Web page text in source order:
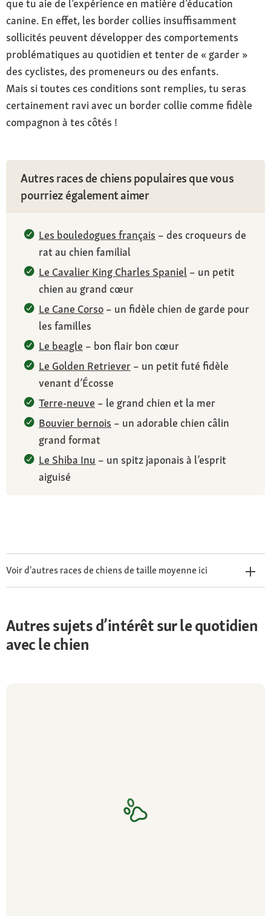
que tu aie de l’expérience en matière d’éducation
canine. En effet, les border collies insuffisamment
sollicités peuvent développer des comportements
problématiques au quotidien et tenter de « garder »
des cyclistes, des promeneurs ou des enfants.
Mais si toutes ces conditions sont remplies, tu seras
certainement ravi avec un border collie comme fidèle
compagnon à tes côtés !
Autres races de chiens populaires que vous
pourriez également aimer
Les bouledogues français – des croqueurs de
rat au chien familial
Le Cavalier King Charles Spaniel – un petit
chien au grand cœur
Le Cane Corso – un fidèle chien de garde pour
les familles
Le beagle – bon flair bon cœur
Le Golden Retriever – un petit futé fidèle
venant d’Écosse
Terre-neuve – le grand chien et la mer
Bouvier bernois – un adorable chien câlin
grand format
Le Shiba Inu – un spitz japonais à l’esprit
aiguisé
Voir d'autres races de chiens de taille moyenne ici
Autres sujets d’intérêt sur le quotidien
avec le chien